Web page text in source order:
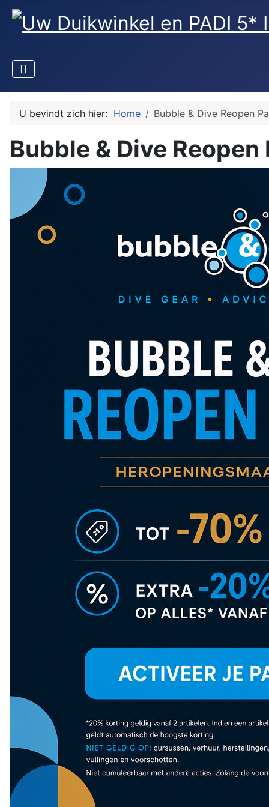
U bevindt zich hier: Home Bubble & Dive Reopen
Bubble & Dive Reopen